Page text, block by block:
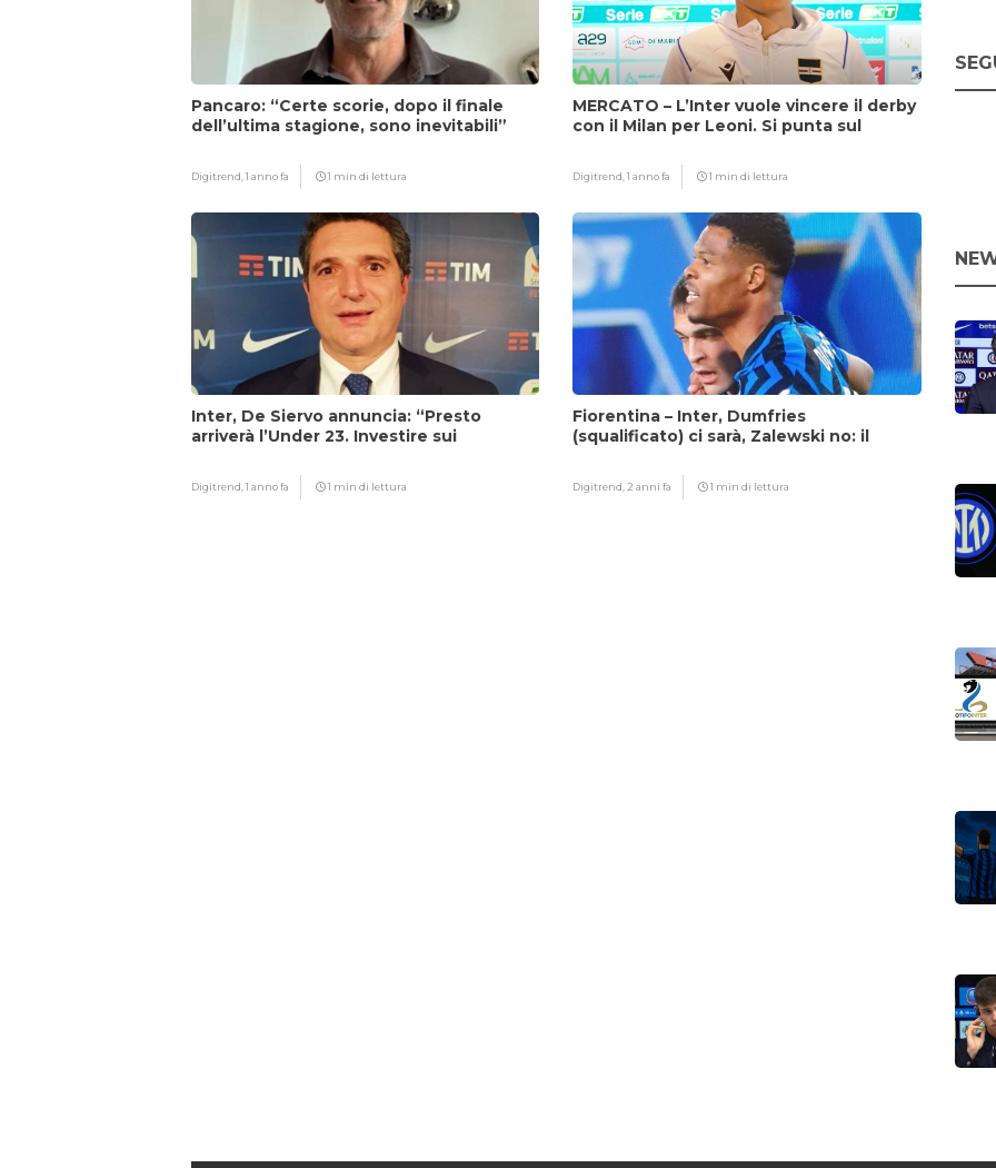
Pancaro: “Certe scorie, dopo il finale
dell’ultima stagione, sono inevitabili”
Digitrend,1 anno fa 1 min di lettura
MERCATO – L’Inter vuole vincere il derby
con il Milan per Leoni. Si punta sul
Digitrend,1 anno fa 1 min di lettura
Inter, De Siervo annuncia: “Presto
arriverà l’Under 23. Investire sui
Digitrend,1 anno fa 1 min di lettura
Fiorentina – Inter, Dumfries
(squalificato) ci sarà, Zalewski no: il
Digitrend,2 anni fa 1 min di lettura